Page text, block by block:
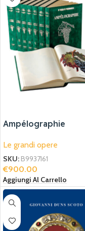
Ampélographie
Le grandi opere
SKU: B9937I61
€900.00
Aggiungi Al Carrello